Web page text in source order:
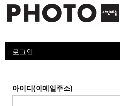
로그인
아이디(이메일주소)